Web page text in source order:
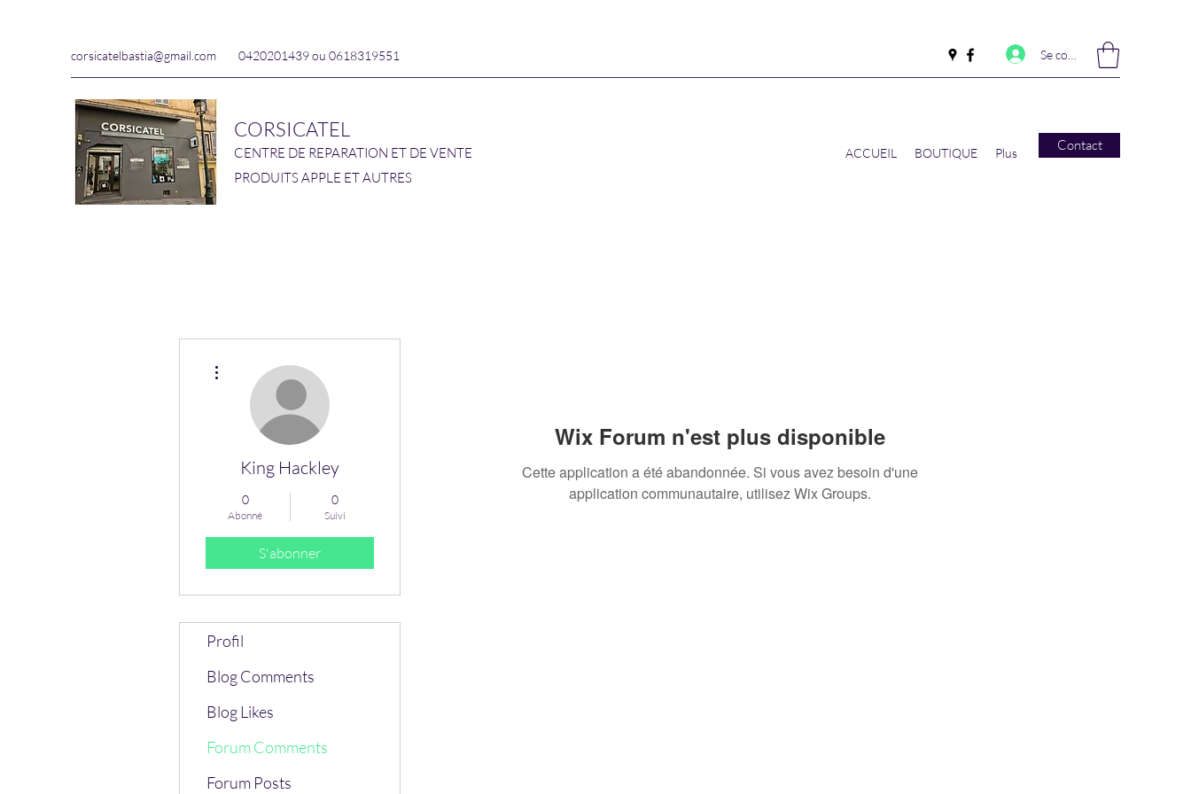
corsicatelbastia@gmail.com 0420201439 ou 0618319551 Se connecter
CORSICATEL
CENTRE DE REPARATION ET DE VENTE
PRODUITS APPLE ET AUTRES
ACCUEIL BOUTIQUE Plus Contact
Wix Forum n'est plus disponible
Cette application a été abandonnée. Si vous avez besoin d'une
application communautaire, utilisez Wix Groups.
King Hackley
0
Abonné
0
Suivi
S'abonner
Profil
Blog Comments
Blog Likes
Forum Comments
Forum Posts